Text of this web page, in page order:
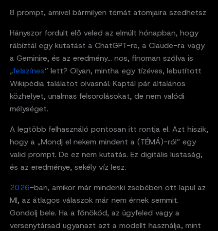
8 prompt, amivel bármilyen témát atomjaira szedhetsz
Hányszor fordult elő veled az elmúlt hónapban, hogy
rábíztál egy kutatást a ChatGPT-re, a Claude-ra vagy
a Geminire, és az eredmény… nos, finoman szólva is
„felszínes” lett? Olyan, mintha egy tízéves, lebutított
Wikipédia találatot olvasnál. Kaptál pár általános
közhelyet, unalmas felsorolásokat, de nem valódi
mélységet.
A legtöbb felhasználó pontosan itt rontja el. Azt hiszik,
hogy a „Mondj el nekem mindent a (TÉMÁ)-ról” egy
valid prompt. De ez nem kutatás. Ez digitális lustaság,
és az eredménye, sekély víz lesz.
2026-ban, amikor már mindenki zsebében ott lapul az
MI, az átlagos válaszok már nem érnek semmit.
Gondolj bele. Ha a főnököd, az ügyfeled vagy a
versenytársad ugyanazt azt a modellt használja, mint